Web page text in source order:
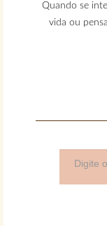
Quando se
vida ou